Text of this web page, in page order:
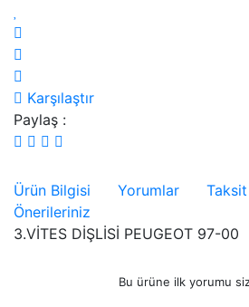
Karşılaştır
Paylaş :
Ürün Bilgisi Yorumlar
Önerileriniz
3.VİTES DİŞLİSİ PEUGEOT 97-00
Bu ürüne ilk yorumu